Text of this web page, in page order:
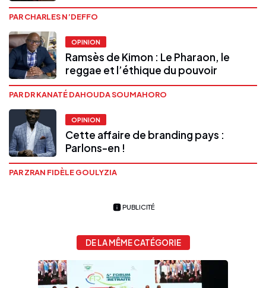
PAR CHARLES N’DEFFO
OPINION
Ramsès de Kimon : Le Pharaon, le
reggae et l’éthique du pouvoir
PAR DR KANATÉ DAHOUDA SOUMAHORO
OPINION
Cette affaire de branding pays :
Parlons-en !
PAR ZRAN FIDÈLE GOULYZIA
PUBLICITÉ
DE LA MÊME CATÉGORIE